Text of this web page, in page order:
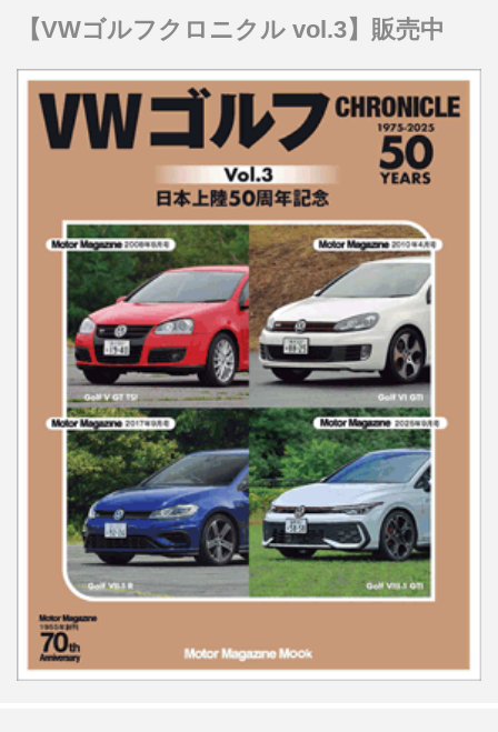
【VWゴルフクロニクル vol.3】販売中